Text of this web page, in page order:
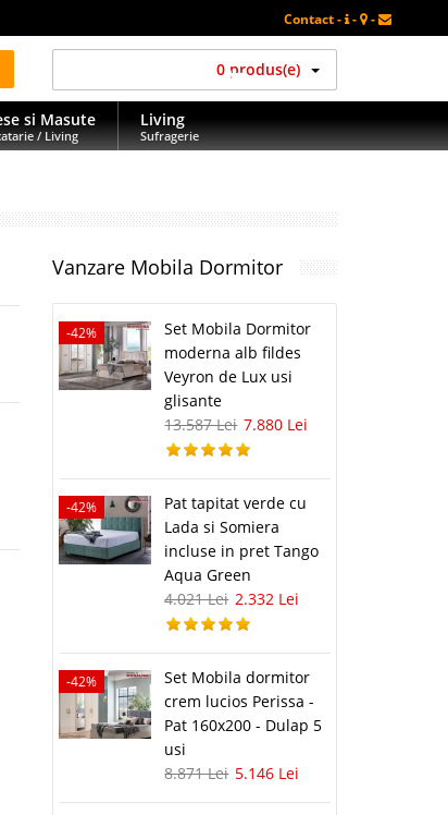
Contact - - -
0 produs(e)
si Masute
/ Living
Living
Sufragerie
Vanzare Mobila Dormitor
-42%
Set Mobila Dormitor
moderna alb fildes
Veyron de Lux usi
glisante
13.587 Lei 7.880 Lei
-42%
Pat tapitat verde cu
Lada si Somiera
incluse in pret Tango
Aqua Green
4.021 Lei 2.332 Lei
-42%
Set Mobila dormitor
crem lucios Perissa -
Pat 160x200 - Dulap 5
usi
8.871 Lei 5.146 Lei